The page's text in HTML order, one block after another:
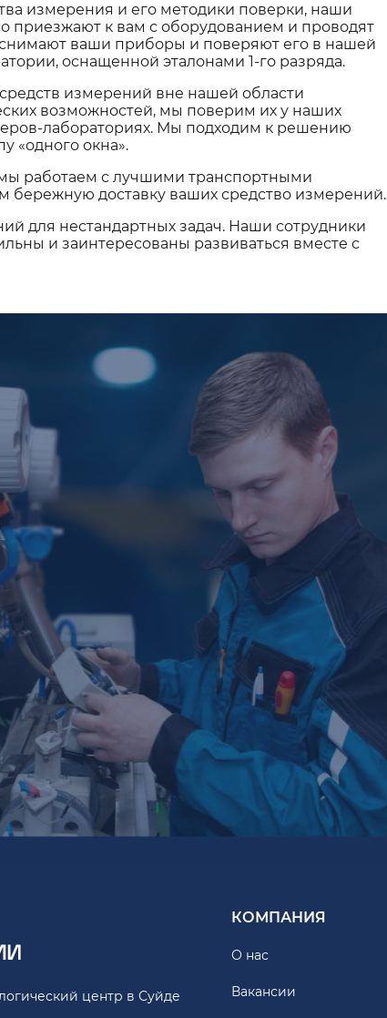
измерения и его методики поверки, наши
приезжают к вам с оборудованием и проводят
ваши приборы и поверяют его в нашей
оснащенной эталонами 1-го разряда.
измерений вне нашей области
возможностей, мы поверим их у наших
лабораториях. Мы подходим к решению
«одного окна».
работаем с лучшими транспортными
бережную доставку ваших средство измерений.
для нестандартных задач. Наши сотрудники
и заинтересованы развиваться вместе с
центр в Суйде
КОМПАНИЯ
О нас
Вакансии